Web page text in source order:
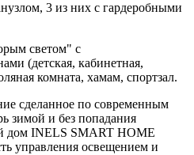
3 из них с гардеробными
светом" с
(детская, кабинетная,
комната, хамам, спортзал.
сделанное по современным
зимой и без попадания
дом INELS SMART HOME
управления освещением и